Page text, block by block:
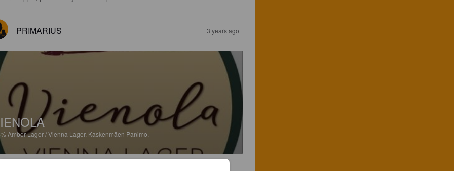
PRIMARIUS 3 years ago
Amber Lager / Vienna Lager. Kaskenmäen Panimo.